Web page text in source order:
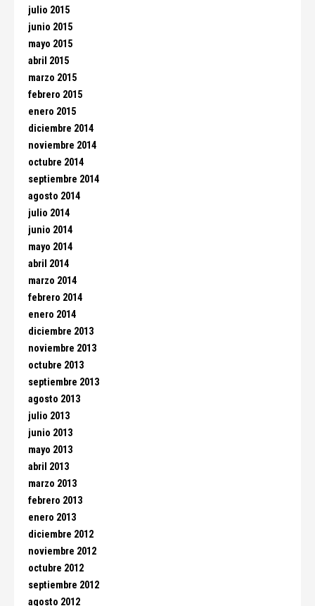
julio 2015
junio 2015
mayo 2015
abril 2015
marzo 2015
febrero 2015
enero 2015
diciembre 2014
noviembre 2014
octubre 2014
septiembre 2014
agosto 2014
julio 2014
junio 2014
mayo 2014
abril 2014
marzo 2014
febrero 2014
enero 2014
diciembre 2013
noviembre 2013
octubre 2013
septiembre 2013
agosto 2013
julio 2013
junio 2013
mayo 2013
abril 2013
marzo 2013
febrero 2013
enero 2013
diciembre 2012
noviembre 2012
octubre 2012
septiembre 2012
agosto 2012